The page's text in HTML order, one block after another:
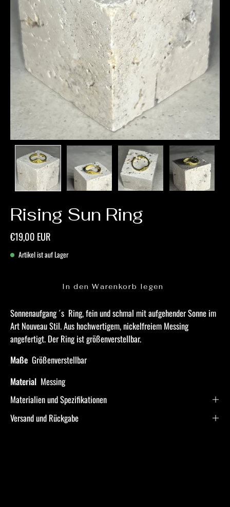
Rising Sun Ring
€19,00 EUR
Artikel ist auf Lager
In den Warenkorb legen
Sonnenaufgang ´s Ring, fein und schmal mit aufgehender Sonne im
Art Nouveau Stil. Aus hochwertigem, nickelfreiem Messing
angefertigt. Der Ring ist größenverstellbar.
Maße Größenverstellbar
Material Messing
Materialien und Spezifikationen
Versand und Rückgabe